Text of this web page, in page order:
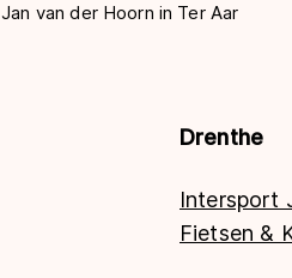
Jan van der Hoorn in Ter Aar
Drenthe
Intersport
Fietsen &